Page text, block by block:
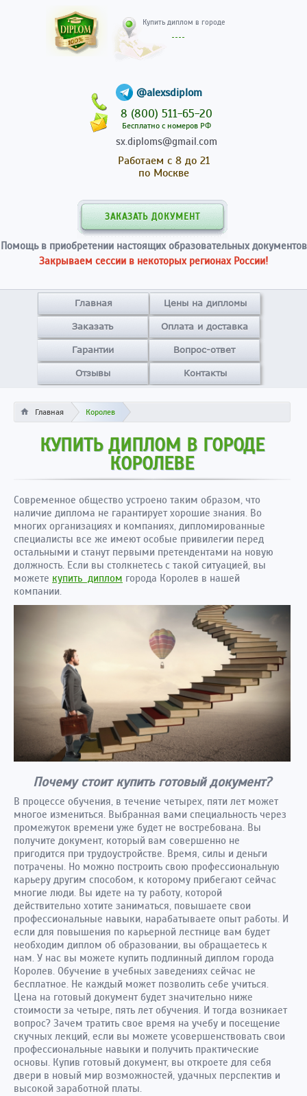
@alexsdiplom
8 (800) 511-65-20
Бесплатно с номеров РФ
sx.diploms@gmail.com
Работаем с 8 до 21
по Москве
ЗАКАЗАТЬ ДОКУМЕНТ
Помощь в приобретении настоящих образовательных документов
Закрываем сессии в некоторых регионах России!
Главная Цены на дипломы
Заказать Оплата и доставка
Гарантии Вопрос-ответ
Отзывы Контакты
Главная Королев
КУПИТЬ ДИПЛОМ В ГОРОДЕ
КОРОЛЕВЕ
Современное общество устроено таким образом, что
наличие диплома не гарантирует хорошие знания. Во
многих организациях и компаниях, дипломированные
специалисты все же имеют особые привилегии перед
остальными и станут первыми претендентами на новую
должность. Если вы столкнетесь с такой ситуацией, вы
можете купить диплом города Королев в нашей
компании.
Почему стоит купить готовый документ?
В процессе обучения, в течение четырех, пяти лет может
многое измениться. Выбранная вами специальность через
промежуток времени уже будет не востребована. Вы
получите документ, который вам совершенно не
пригодится при трудоустройстве. Время, силы и деньги
потрачены. Но можно построить свою профессиональную
карьеру другим способом, к которому прибегают сейчас
многие люди. Вы идете на ту работу, которой
действительно хотите заниматься, повышаете свои
профессиональные навыки, нарабатываете опыт работы. И
если для повышения по карьерной лестнице вам будет
необходим диплом об образовании, вы обращаетесь к
нам. У нас вы можете купить подлинный диплом города
Королев. Обучение в учебных заведениях сейчас не
бесплатное. Не каждый может позволить себе учиться.
Цена на готовый документ будет значительно ниже
стоимости за четыре, пять лет обучения. И тогда возникает
вопрос? Зачем тратить свое время на учебу и посещение
скучных лекций, если вы можете усовершенствовать свои
профессиональные навыки и получить практические
основы. Купив готовый документ, вы откроете для себя
двери в новый мир возможностей, удачных перспектив и
высокой заработной платы.